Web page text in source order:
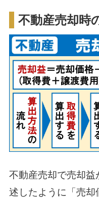
不動産売却時
不動産売却で売却
述したように「売